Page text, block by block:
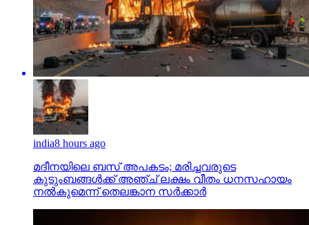
india8 hours ago
മദീനയിലെ ബസ് അപകടം; മരിച്ചവരുടെ
കുടുംബങ്ങള്‍ക്ക് അഞ്ച് ലക്ഷം വീതം ധനസഹായം
നല്‍കുമെന്ന് തെലങ്കാന സര്‍ക്കാര്‍